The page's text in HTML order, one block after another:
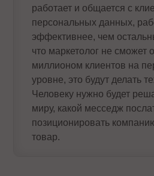
работает и общается с
персональных данных,
эффективнее, чем
что маркетолог не сможет
миллионом клиентов на
уровне, это будут делать
Человеку нужно будет
миру, какой месседж
позиционировать
товар.